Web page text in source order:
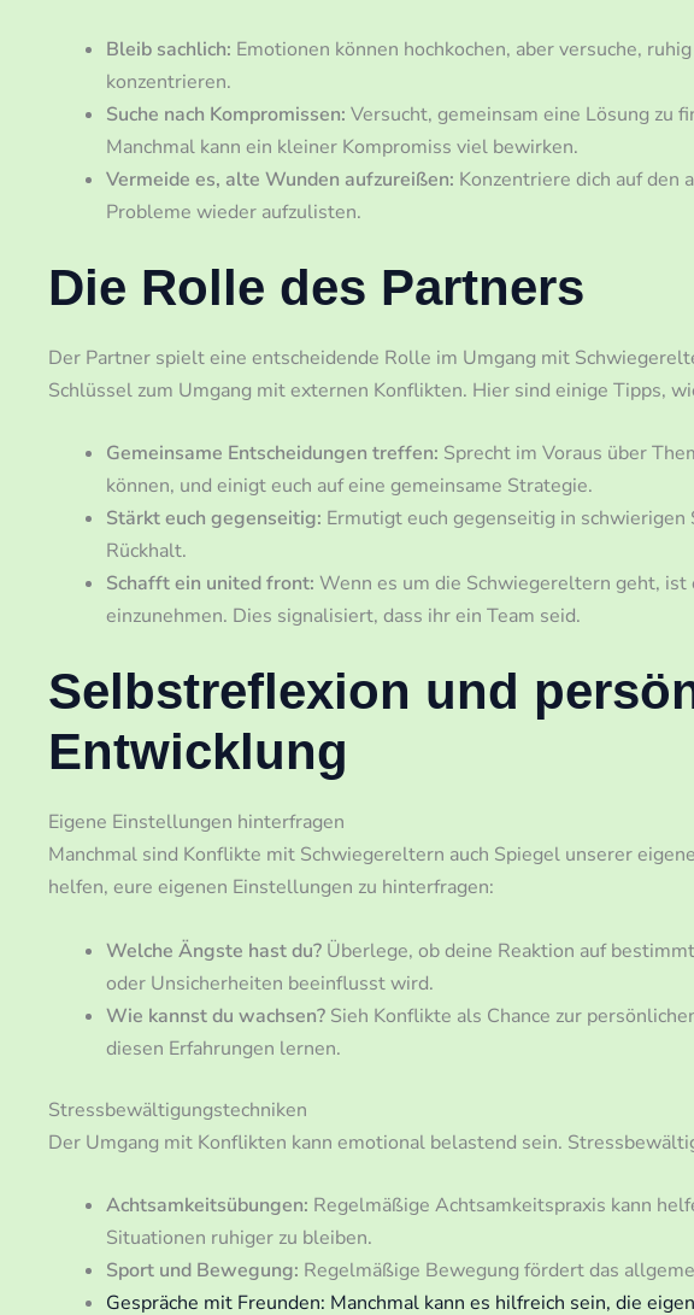
Bleib sachlich: Emotionen können hochkochen, aber versuche,
konzentrieren.
Suche nach Kompromissen: Versucht, gemeinsam eine Lösung zu
Manchmal kann ein kleiner Kompromiss viel bewirken.
Vermeide es, alte Wunden aufzureißen: Konzentriere dich auf den
Probleme wieder aufzulisten.
Die Rolle des Partners
Der Partner spielt eine entscheidende Rolle im Umgang mit
Schlüssel zum Umgang mit externen Konflikten. Hier sind einige Tipps,
Gemeinsame Entscheidungen treffen: Sprecht im Voraus über
können, und einigt euch auf eine gemeinsame Strategie.
Stärkt euch gegenseitig: Ermutigt euch gegenseitig in
Rückhalt.
Schafft ein united front: Wenn es um die Schwiegereltern geht,
einzunehmen. Dies signalisiert, dass ihr ein Team seid.
Selbstreflexion und
Entwicklung
Eigene Einstellungen hinterfragen
Manchmal sind Konflikte mit Schwiegereltern auch Spiegel unserer
helfen, eure eigenen Einstellungen zu hinterfragen:
Welche Ängste hast du? Überlege, ob deine Reaktion auf
oder Unsicherheiten beeinflusst wird.
Wie kannst du wachsen? Sieh Konflikte als Chance zur
diesen Erfahrungen lernen.
Stressbewältigungstechniken
Der Umgang mit Konflikten kann emotional belastend sein.
Achtsamkeitsübungen: Regelmäßige Achtsamkeitspraxis kann
Situationen ruhiger zu bleiben.
Sport und Bewegung: Regelmäßige Bewegung fördert das
Gespräche mit Freunden: Manchmal kann es hilfreich sein, die